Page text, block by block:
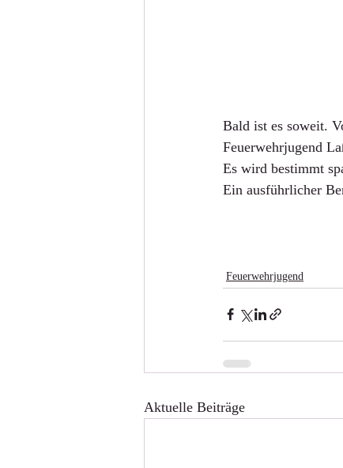
Bald ist es soweit.
Feuerwehrjugend
Es wird bestimmt
Ein ausführlicher
Feuerwehrjugend
Aktuelle Beiträge